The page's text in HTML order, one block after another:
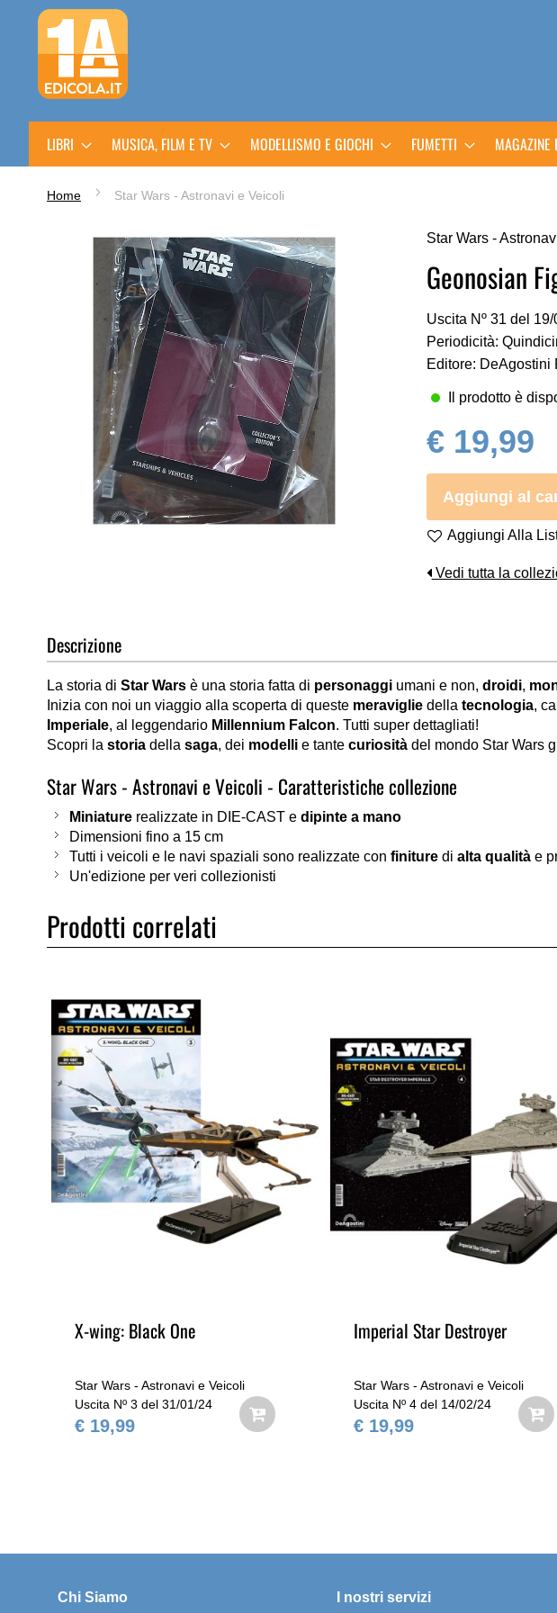
Salta
al
contenuto
LIBRI MUSICA, FILM E TV MODELLISMO E GIOCHI FUMETTI MAGAZINE
Home Star Wars - Astronavi e Veicoli
di
immagini
Star Wars -
Geonosian
Uscita Nº 31 del
Periodicità:
Editore: DeAgostini
Il prodotto è
€ 19,99
Aggiungi al
Aggiungi Alla
Vedi tutta la
Descrizione
La storia di Star Wars è una storia fatta di personaggi umani e non, droidi,
Inizia con noi un viaggio alla scoperta di queste meraviglie della tecnologia,
Imperiale, al leggendario Millennium Falcon. Tutti super dettagliati!
Scopri la storia della saga, dei modelli e tante curiosità del mondo Star Wars
Star Wars - Astronavi e Veicoli - Caratteristiche collezione
Miniature realizzate in DIE-CAST e dipinte a mano
Dimensioni fino a 15 cm
Tutti i veicoli e le navi spaziali sono realizzate con finiture di alta qualità e
Un'edizione per veri collezionisti
Prodotti correlati
X-wing: Black One
Star Wars - Astronavi e Veicoli
Uscita Nº 3 del 31/01/24
€ 19,99
Imperial Star Destroyer
Star Wars - Astronavi e Veicoli
Uscita Nº 4 del 14/02/24
€ 19,99
Chi Siamo
I nostri servizi